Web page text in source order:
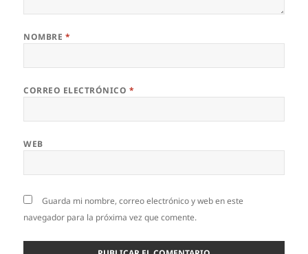
NOMBRE *
CORREO ELECTRÓNICO *
WEB
Guarda mi nombre, correo electrónico y web en este
navegador para la próxima vez que comente.